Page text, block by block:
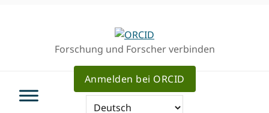
Forschung und Forscher verbinden
Anmelden bei ORCID